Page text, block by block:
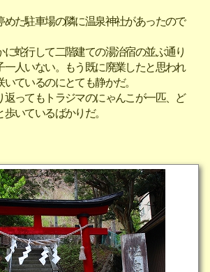
た駐車場の隣に温泉神社があったので
蛇行して二階建ての湯治宿の並ぶ通り
一人いない。もう既に廃業したと思われ
ているのにとても静かだ。
ってもトラジマのにゃんこが一匹、ど
いているばかりだ。